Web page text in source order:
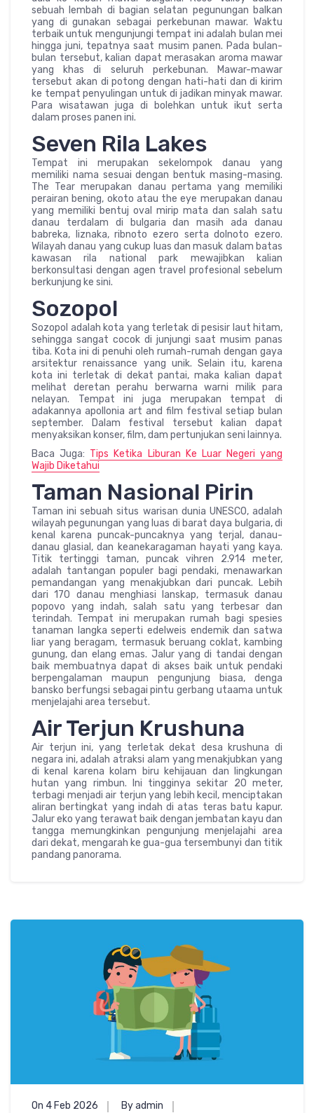
sebuah lembah di bagian selatan pegunungan balkan
yang di gunakan sebagai perkebunan mawar. Waktu
terbaik untuk mengunjungi tempat ini adalah bulan mei
hingga juni, tepatnya saat musim panen. Pada bulan-
bulan tersebut, kalian dapat merasakan aroma mawar
yang khas di seluruh perkebunan. Mawar-mawar
tersebut akan di potong dengan hati-hati dan di kirim
ke tempat penyulingan untuk di jadikan minyak mawar.
Para wisatawan juga di bolehkan untuk ikut serta
dalam proses panen ini.
Seven Rila Lakes
Tempat ini merupakan sekelompok danau yang
memiliki nama sesuai dengan bentuk masing-masing.
The Tear merupakan danau pertama yang memiliki
perairan bening, okoto atau the eye merupakan danau
yang memiliki bentuj oval mirip mata dan salah satu
danau terdalam di bulgaria dan masih ada danau
babreka, liznaka, ribnoto ezero serta dolnoto ezero.
Wilayah danau yang cukup luas dan masuk dalam batas
kawasan rila national park mewajibkan kalian
berkonsultasi dengan agen travel profesional sebelum
berkunjung ke sini.
Sozopol
Sozopol adalah kota yang terletak di pesisir laut hitam,
sehingga sangat cocok di junjungi saat musim panas
tiba. Kota ini di penuhi oleh rumah-rumah dengan gaya
arsitektur renaissance yang unik. Selain itu, karena
kota ini terletak di dekat pantai, maka kalian dapat
melihat deretan perahu berwarna warni milik para
nelayan. Tempat ini juga merupakan tempat di
adakannya apollonia art and film festival setiap bulan
september. Dalam festival tersebut kalian dapat
menyaksikan konser, film, dam pertunjukan seni lainnya.
Baca Juga: Tips Ketika Liburan Ke Luar Negeri yang
Wajib Diketahui
Taman Nasional Pirin
Taman ini sebuah situs warisan dunia UNESCO, adalah
wilayah pegunungan yang luas di barat daya bulgaria, di
kenal karena puncak-puncaknya yang terjal, danau-
danau glasial, dan keanekaragaman hayati yang kaya.
Titik tertinggi taman, puncak vihren 2.914 meter,
adalah tantangan populer bagi pendaki, menawarkan
pemandangan yang menakjubkan dari puncak. Lebih
dari 170 danau menghiasi lanskap, termasuk danau
popovo yang indah, salah satu yang terbesar dan
terindah. Tempat ini merupakan rumah bagi spesies
tanaman langka seperti edelweis endemik dan satwa
liar yang beragam, termasuk beruang coklat, kambing
gunung, dan elang emas. Jalur yang di tandai dengan
baik membuatnya dapat di akses baik untuk pendaki
berpengalaman maupun pengunjung biasa, denga
bansko berfungsi sebagai pintu gerbang utaama untuk
menjelajahi area tersebut.
Air Terjun Krushuna
Air terjun ini, yang terletak dekat desa krushuna di
negara ini, adalah atraksi alam yang menakjubkan yang
di kenal karena kolam biru kehijauan dan lingkungan
hutan yang rimbun. Ini tingginya sekitar 20 meter,
terbagi menjadi air terjun yang lebih kecil, menciptakan
aliran bertingkat yang indah di atas teras batu kapur.
Jalur eko yang terawat baik dengan jembatan kayu dan
tangga memungkinkan pengunjung menjelajahi area
dari dekat, mengarah ke gua-gua tersembunyi dan titik
pandang panorama.
On 4 Feb 2026
By admin